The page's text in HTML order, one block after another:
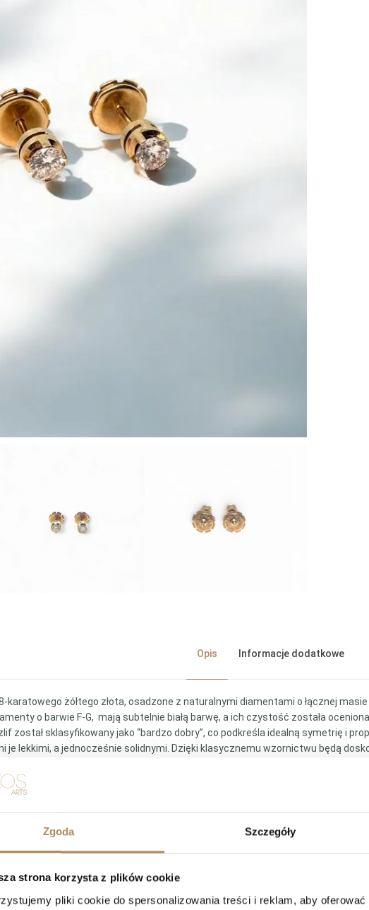
Zgoda Szczegóły
strona korzysta z plików cookie
pliki cookie do spersonalizowania treści i reklam, aby
Opis Informacje dodatkowe
karatowego żółtego złota, osadzone z naturalnymi diamentami o łącznej
o barwie F-G, mają subtelnie białą barwę, a ich czystość została
został sklasyfikowany jako “bardzo dobry”, co podkreśla idealną symetrię i
je lekkimi, a jednocześnie solidnymi. Dzięki klasycznemu wzornictwu będą
750)
mm
ponadczasowej elegancji, będąc idealnym dodatkiem, który podkreśli